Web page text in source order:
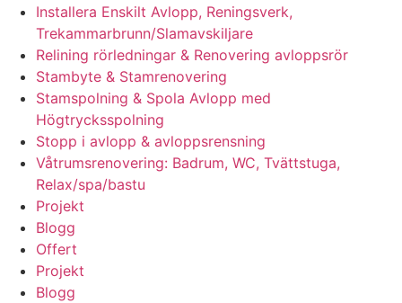
Installera Enskilt Avlopp, Reningsverk,
Trekammarbrunn/Slamavskiljare
Relining rörledningar & Renovering avloppsrör
Stambyte & Stamrenovering
Stamspolning & Spola Avlopp med
Högtrycksspolning
Stopp i avlopp & avloppsrensning
Våtrumsrenovering: Badrum, WC, Tvättstuga,
Relax/spa/bastu
Projekt
Blogg
Offert
Projekt
Blogg